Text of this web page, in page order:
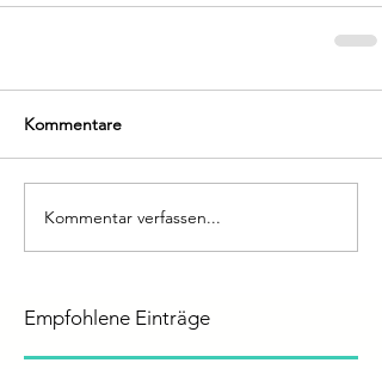
Kommentare
Kommentar verfassen...
Empfohlene Einträge